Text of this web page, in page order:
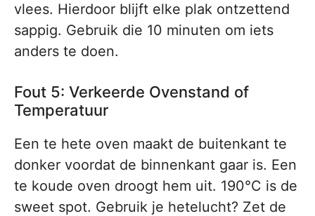
vlees. Hierdoor blijft elke plak ontzettend
sappig. Gebruik die 10 minuten om iets
anders te doen.
Fout 5: Verkeerde Ovenstand of
Temperatuur
Een te hete oven maakt de buitenkant te
donker voordat de binnenkant gaar is. Een
te koude oven droogt hem uit. 190°C is de
sweet spot. Gebruik je hetelucht? Zet de